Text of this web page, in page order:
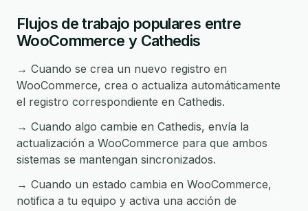
Flujos de trabajo populares entre
WooCommerce y Cathedis
→ Cuando se crea un nuevo registro en
WooCommerce, crea o actualiza automáticamente
el registro correspondiente en Cathedis.
→ Cuando algo cambie en Cathedis, envía la
actualización a WooCommerce para que ambos
sistemas se mantengan sincronizados.
→ Cuando un estado cambia en WooCommerce,
notifica a tu equipo y activa una acción de